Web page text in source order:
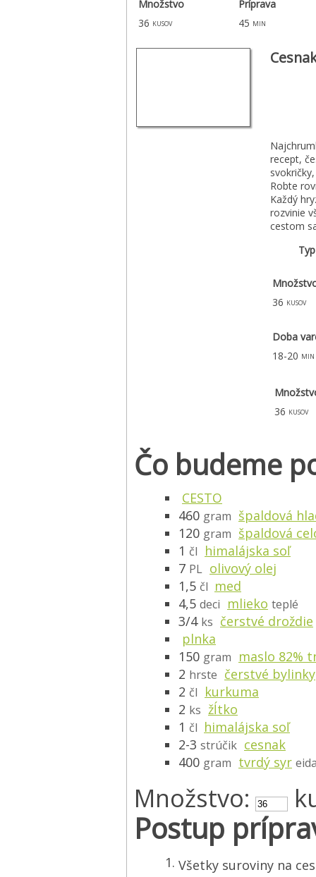
Množstvo
Príprava
36 kusov 45 min
recept,
Robte
Každý
rozvinie
cestom
36 kusov
Doba
18-20 min
36 kusov
Čo budeme
CESTO
460 gram špaldová
120 gram špaldová
1 čl himalájska soľ
7 PL olivový olej
1,5 čl med
4,5 deci mlieko teplé
3/4 ks čerstvé droždie
plnka
150 gram maslo 82%
2 hrste čerstvé bylinky
2 čl kurkuma
2 ks žĺtko
1 čl himalájska soľ
2-3 strúčik cesnak
400 gram tvrdý syr
Množstvo:
Postup
Všetky suroviny na